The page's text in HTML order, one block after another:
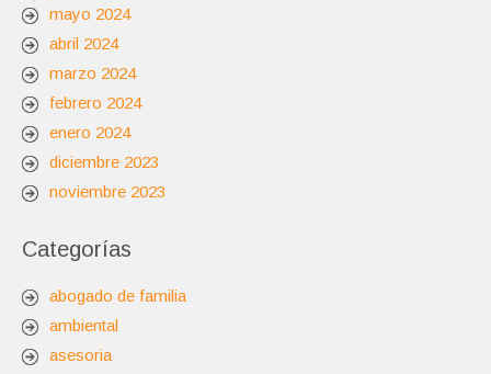
mayo 2024
abril 2024
marzo 2024
febrero 2024
enero 2024
diciembre 2023
noviembre 2023
Categorías
abogado de familia
ambiental
asesoria